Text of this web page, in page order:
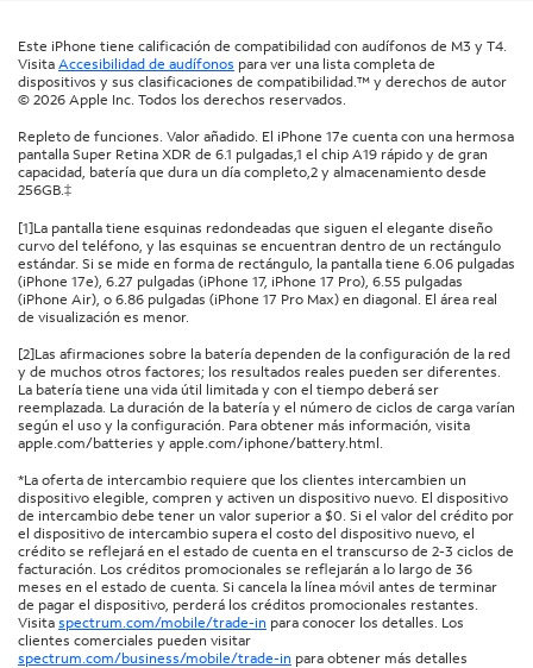
Este iPhone tiene calificación de compatibilidad con audífonos de M3 y T4.
Visita Accesibilidad de audífonos para ver una lista completa de
dispositivos y sus clasificaciones de compatibilidad.™ y derechos de autor
© 2026 Apple Inc. Todos los derechos reservados.
Repleto de funciones. Valor añadido. El iPhone 17e cuenta con una hermosa
pantalla Super Retina XDR de 6.1 pulgadas,1 el chip A19 rápido y de gran
capacidad, batería que dura un día completo,2 y almacenamiento desde
256GB.‡
[1]La pantalla tiene esquinas redondeadas que siguen el elegante diseño
curvo del teléfono, y las esquinas se encuentran dentro de un rectángulo
estándar. Si se mide en forma de rectángulo, la pantalla tiene 6.06 pulgadas
(iPhone 17e), 6.27 pulgadas (iPhone 17, iPhone 17 Pro), 6.55 pulgadas
(iPhone Air), o 6.86 pulgadas (iPhone 17 Pro Max) en diagonal. El área real
de visualización es menor.
[2]Las afirmaciones sobre la batería dependen de la configuración de la red
y de muchos otros factores; los resultados reales pueden ser diferentes.
La batería tiene una vida útil limitada y con el tiempo deberá ser
reemplazada. La duración de la batería y el número de ciclos de carga varían
según el uso y la configuración. Para obtener más información, visita
apple.com/batteries y apple.com/iphone/battery.html.
*La oferta de intercambio requiere que los clientes intercambien un
dispositivo elegible, compren y activen un dispositivo nuevo. El dispositivo
de intercambio debe tener un valor superior a $0. Si el valor del crédito por
el dispositivo de intercambio supera el costo del dispositivo nuevo, el
crédito se reflejará en el estado de cuenta en el transcurso de 2-3 ciclos de
facturación. Los créditos promocionales se reflejarán a lo largo de 36
meses en el estado de cuenta. Si cancela la línea móvil antes de terminar
de pagar el dispositivo, perderá los créditos promocionales restantes.
Visita spectrum.com/mobile/trade-in para conocer los detalles. Los
clientes comerciales pueden visitar
spectrum.com/business/mobile/trade-in para obtener más detalles